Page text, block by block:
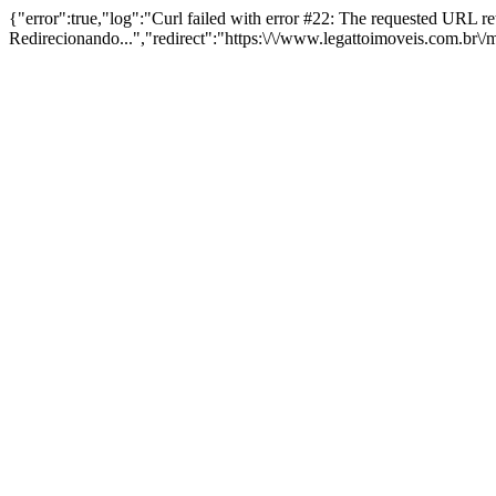
{"error":true,"log":"Curl failed with error #22: The requested URL
Redirecionando...","redirect":"https:\/\/www.legattoimoveis.com.br\/